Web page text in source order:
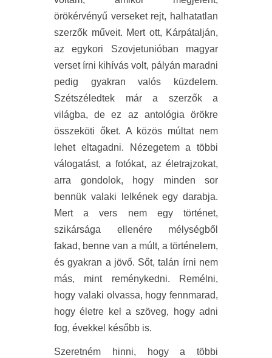
örökérvényű verseket rejt, halhatatlan
szerzők műveit. Mert ott, Kárpátalján,
az egykori Szovjetunióban magyar
verset írni kihívás volt, pályán maradni
pedig gyakran valós küzdelem.
Szétszéledtek már a szerzők a
világba, de ez az antológia örökre
összeköti őket. A közös múltat nem
lehet eltagadni. Nézegetem a többi
válogatást, a fotókat, az életrajzokat,
arra gondolok, hogy minden sor
bennük valaki lelkének egy darabja.
Mert a vers nem egy történet,
szikársága ellenére mélységből
fakad, benne van a múlt, a történelem,
és gyakran a jövő. Sőt, talán írni nem
más, mint reménykedni. Remélni,
hogy valaki olvassa, hogy fennmarad,
hogy életre kel a szöveg, hogy adni
fog, évekkel később is.
Szeretném hinni, hogy a többi